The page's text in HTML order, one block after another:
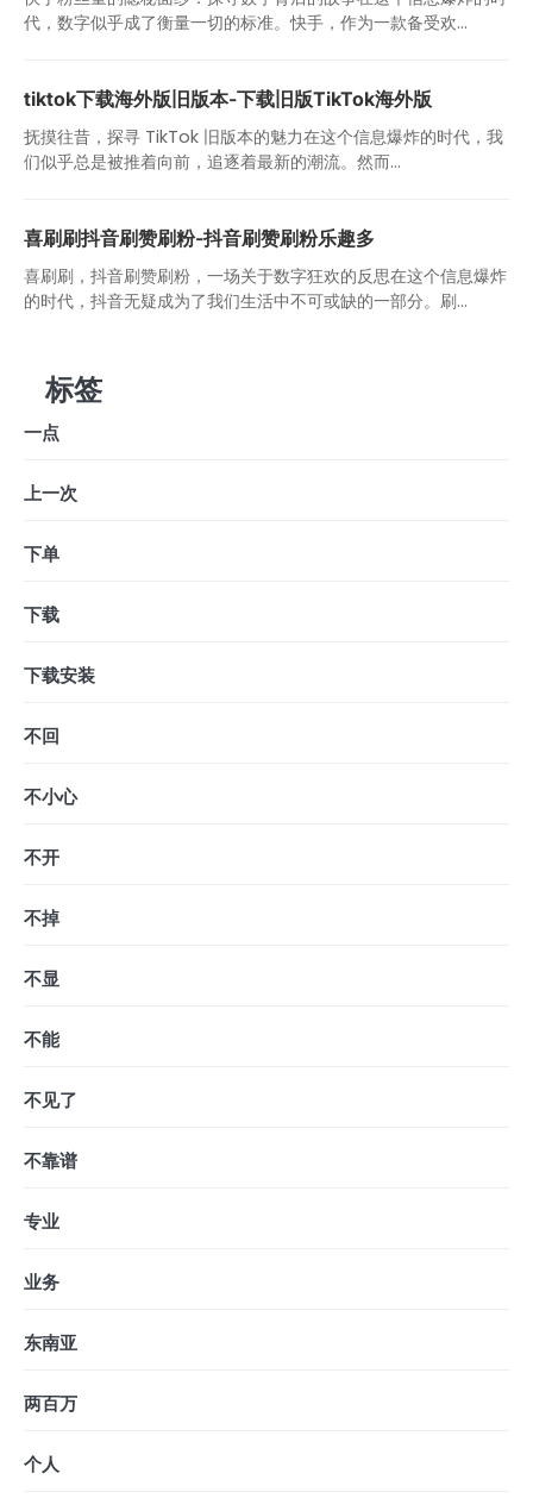
代，数字似乎成了衡量一切的标准。快手，作为一款备受欢...
tiktok下载海外版旧版本-下载旧版TikTok海外版
抚摸往昔，探寻 TikTok 旧版本的魅力在这个信息爆炸的时代，我
们似乎总是被推着向前，追逐着最新的潮流。然而...
喜刷刷抖音刷赞刷粉-抖音刷赞刷粉乐趣多
喜刷刷，抖音刷赞刷粉，一场关于数字狂欢的反思在这个信息爆炸
的时代，抖音无疑成为了我们生活中不可或缺的一部分。刷...
标签
一点
上一次
下单
下载
下载安装
不回
不小心
不开
不掉
不显
不能
不见了
不靠谱
专业
业务
东南亚
两百万
个人